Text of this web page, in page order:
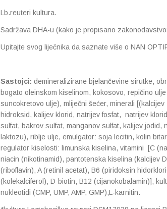
Lb.reuteri kultura.
Sadržava DHA-u (kako je propisano
Upitajte svog liječnika da saznate više o NAN
Sastojci: demineralizirane bjelančevine sirutke,
bogato oleinskom kiselinom, kokosovo, repičino
suncokretovo ulje), mliječni šećer, minerali
hidroksid, kalijev klorid, natrijev fosfat, natrijev
sulfat, bakrov sulfat, manganov sulfat, kalijev jodid,
laktozu), riblje ulje, emulgator: soja lecitin, kolin
regulator kiselosti: limunska kiselina, vitamini [C
niacin (nikotinamid), pantotenska kiselina (kalcijev
(riboflavin), A (retinil acetat), B6 (piridoksin
(kolekalciferol), D-biotin, B12 (cijanokobalamin)],
nukleotidi (CMP, UMP, AMP, GMP),L-karnitin.